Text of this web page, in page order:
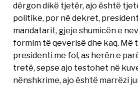
dërgon dikë tjetër, ajo është
politike, por në dekret,
mandatarit, gjeje shumicën e
formim të qeverisë dhe kaq. Më
presidenti me fol, as herën e
tretë, sepse ajo testohet në
nënshkrime, ajo është marrëzi